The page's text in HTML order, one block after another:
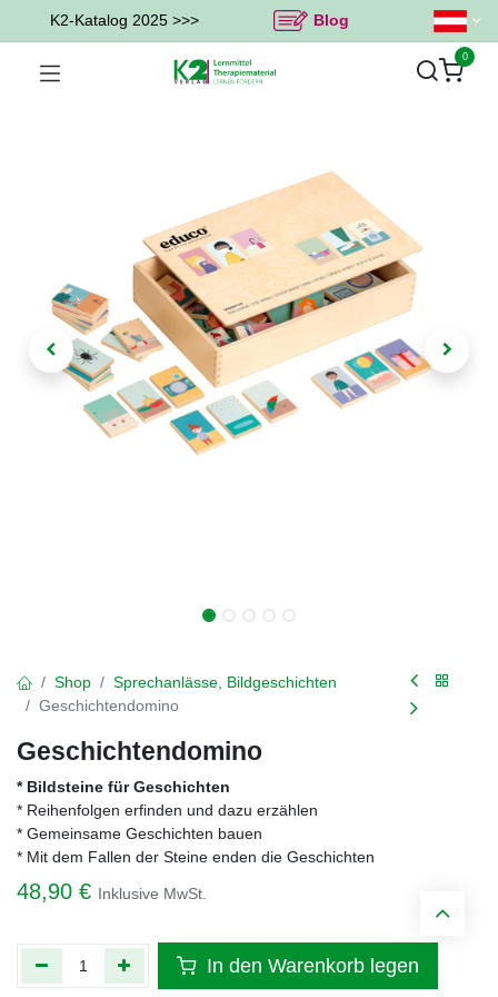
K2-Katalog 2025 >>> Blog
0
Shop
Sprechanlässe, Bildgeschichten
Geschichtendomino
Geschichtendomino
* Bildsteine für Geschichten
* Reihenfolgen erfinden und dazu erzählen
* Gemeinsame Geschichten bauen
* Mit dem Fallen der Steine enden die Geschichten
48,90 € Inklusive MwSt.
In den Warenkorb legen